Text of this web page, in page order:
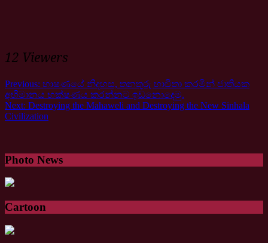
12 Viewers
Previous: භාෂණයේ නිදහස, තනතුරු භාවිතා කරමින් ජාතියක
අභිමානය භක්ෂණය කරන්නට ඉඩනොදෙමු.
Next: Destroying the Mahaweli and Destroying the New Sinhala
Civilization
Photo News
Cartoon